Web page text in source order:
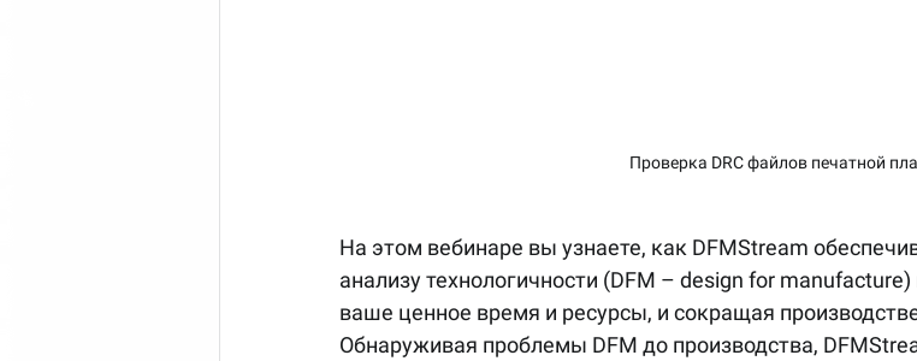
Проверка DRC файлов печатной
На этом вебинаре вы узнаете, как DFMStream
анализу технологичности (DFM – design for
ваше ценное время и ресурсы, и сокращая
Обнаруживая проблемы DFM до производства,